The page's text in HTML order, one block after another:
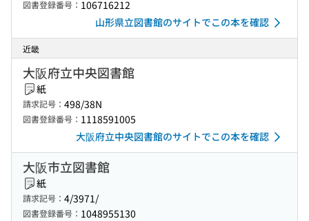
図書登録番号： 106716212
山形県立図書館のサイトでこの本を確認
近畿
大阪府立中央図書館
紙
請求記号： 498/38N
図書登録番号： 1118591005
大阪府立中央図書館のサイトでこの本を確認
大阪市立図書館
紙
請求記号： 4/3971/
図書登録番号： 1048955130